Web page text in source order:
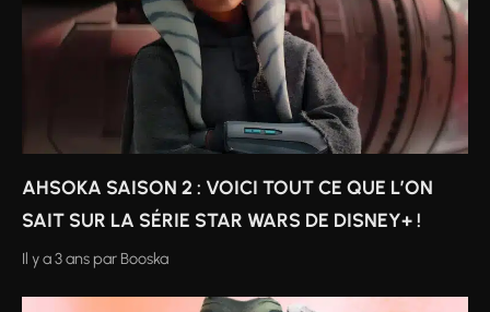
AHSOKA SAISON 2 : VOICI TOUT CE QUE L’ON
SAIT SUR LA SÉRIE STAR WARS DE DISNEY+ !
Il y a 3 ans par Booska